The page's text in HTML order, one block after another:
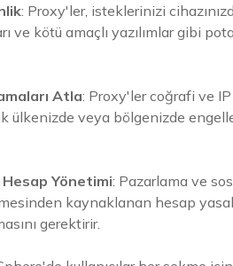
: Proxy'ler, isteklerinizi
ve kötü amaçlı yazılımlar gibi
Atla: Proxy'ler coğrafi ve IP
ülkenizde veya bölgenizde
Hesap Yönetimi: Pazarlama ve
kaynaklanan hesap
gerektirir.